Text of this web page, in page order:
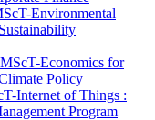
Environmental
Economics for
Policy
Internet of Things :
Program